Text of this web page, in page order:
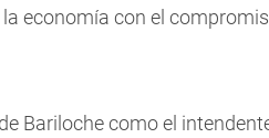
economía con el
Bariloche como el